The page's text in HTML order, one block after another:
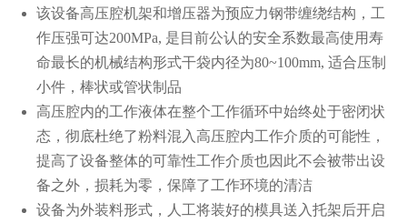
该设备高压腔机架和增压器为预应力钢带缠绕结构，工
作压强可达200MPa, 是目前公认的安全系数最高使用寿
命最长的机械结构形式干袋内径为80~100mm, 适合压制
小件，棒状或管状制品
高压腔内的工作液体在整个工作循环中始终处于密闭状
态，彻底杜绝了粉料混入高压腔内工作介质的可能性，
提高了设备整体的可靠性工作介质也因此不会被带出设
备之外，损耗为零，保障了工作环境的清洁
设备为外装料形式，人工将装好的模具送入托架后开启